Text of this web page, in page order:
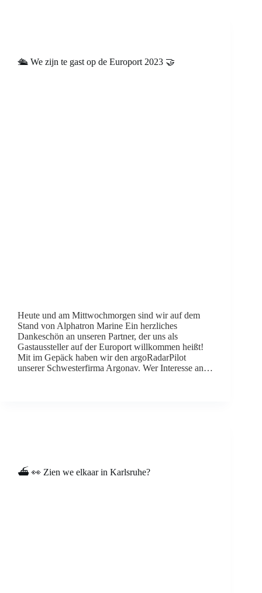
🛳️ We zijn te gast op de Europort 2023 🤝
Heute und am Mittwochmorgen sind wir auf dem
Stand von Alphatron Marine Ein herzliches
Dankeschön an unseren Partner, der uns als
Gastaussteller auf der Europort willkommen heißt!
Mit im Gepäck haben wir den argoRadarPilot
unserer Schwesterfirma Argonav. Wer Interesse an…
⛴️ 👀 Zien we elkaar in Karlsruhe?